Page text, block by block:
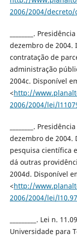
2006/2004/decreto/
________.
dezembro de
contratação de
administração
2004c. Disponível
<http://
2006/2004/lei/
________.
dezembro de 2004.
pesquisa científica
dá outras
2004d. Disponível
<http://
2006/2004/lei/
_________. Lei n.
Universidade para